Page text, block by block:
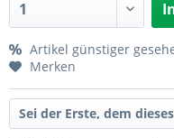
Artikel günstiger
Merken
Sei der Erste, dem